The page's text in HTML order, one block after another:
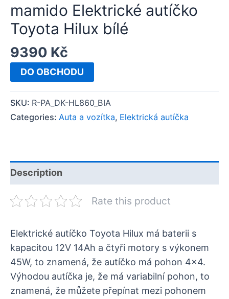
mamido Elektrické autíčko
Toyota Hilux bílé
9390 Kč
DO OBCHODU
SKU: R-PA_DK-HL860_BIA
Categories: Auta a vozítka, Elektrická autíčka
Description
Rate this product
Elektrické autíčko Toyota Hilux má baterii s
kapacitou 12V 14Ah a čtyři motory s výkonem
45W, to znamená, že autíčko má pohon 4×4.
Výhodou autíčka je, že má variabilní pohon, to
znamená, že můžete přepínat mezi pohonem